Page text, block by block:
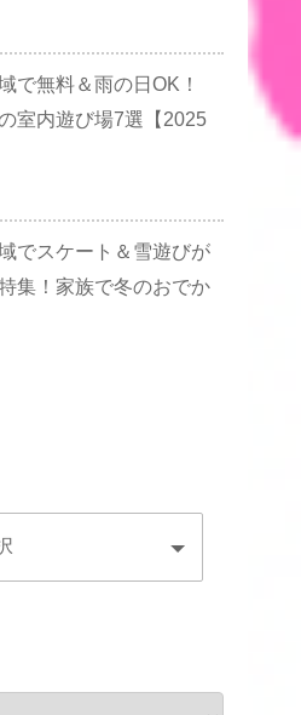
で無料＆雨の日OK！
室内遊び場7選【2025
でスケート＆雪遊びが
集！家族で冬のおでか